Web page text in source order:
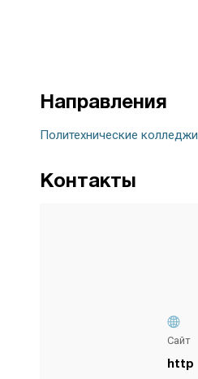
Направления
Политехнические колледжи
Контакты
Сайт
http